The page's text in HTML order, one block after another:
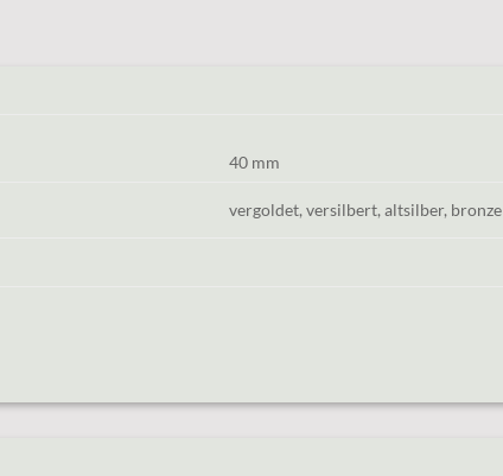
40 mm
vergoldet, versilbert, altsilber, bronze